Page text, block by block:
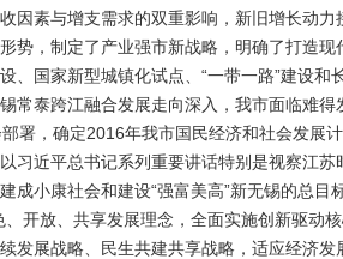
因素与增支需求的双重影响，新旧增长动
势，制定了产业强市新战略，明确了打造
、国家新型城镇化试点、“一带一路”建设
常泰跨江融合发展走向深入，我市面临难得
署，确定2016年我市国民经济和社会发展
习近平总书记系列重要讲话特别是视察江
小康社会和建设“强富美高”新无锡的总目
开放、共享发展理念，全面实施创新驱动
发展战略、民生共建共享战略，适应经济